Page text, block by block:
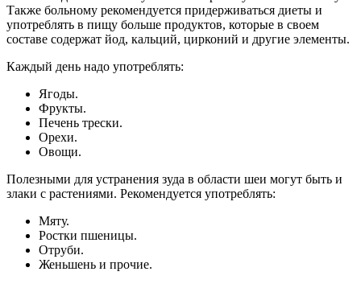
Также больному рекомендуется придерживаться диеты и
употреблять в пищу больше продуктов, которые в своем
составе содержат йод, кальций, цирконий и другие элементы.
Каждый день надо употреблять:
Ягоды.
Фрукты.
Печень трески.
Орехи.
Овощи.
Полезными для устранения зуда в области шеи могут быть и
злаки с растениями. Рекомендуется употреблять:
Мяту.
Ростки пшеницы.
Отруби.
Женьшень и прочие.